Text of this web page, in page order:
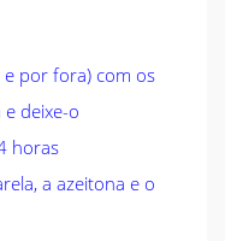
por fora) com os
deixe-o
horas
a azeitona e o